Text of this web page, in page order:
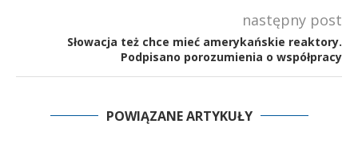
następny post
Słowacja też chce mieć amerykańskie reaktory.
Podpisano porozumienia o współpracy
POWIĄZANE ARTYKUŁY